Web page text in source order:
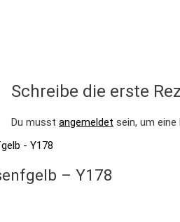
Schreibe die erste
Du musst angemeldet sein, um
– Y178